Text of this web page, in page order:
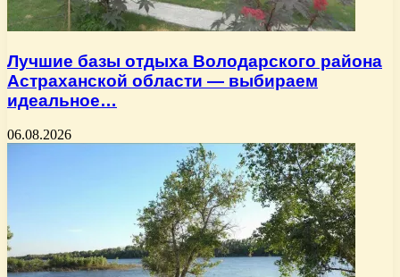
Лучшие базы отдыха Володарского района
Астраханской области — выбираем
идеальное…
06.08.2026